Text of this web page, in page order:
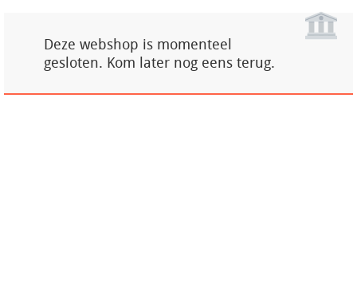
Deze webshop is momenteel
gesloten. Kom later nog eens terug.